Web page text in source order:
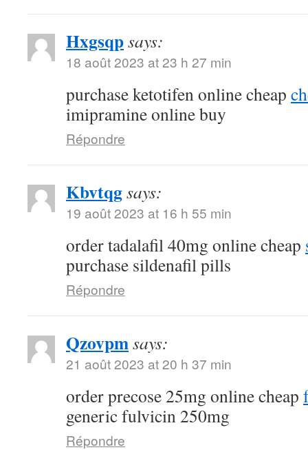
Hxgsqpsays:
18 août 2023 at 23 h 27 min
purchase ketotifen online cheap
imipramine online buy
Répondre
Kbvtqgsays:
19 août 2023 at 16 h 55 min
order tadalafil 40mg online cheap
purchase sildenafil pills
Répondre
Qzovpmsays:
21 août 2023 at 20 h 37 min
order precose 25mg online cheap
generic fulvicin 250mg
Répondre